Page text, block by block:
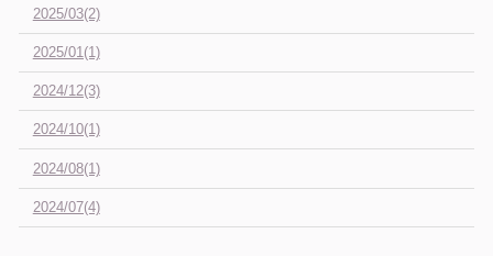
2025/03(2)
2025/01(1)
2024/12(3)
2024/10(1)
2024/08(1)
2024/07(4)